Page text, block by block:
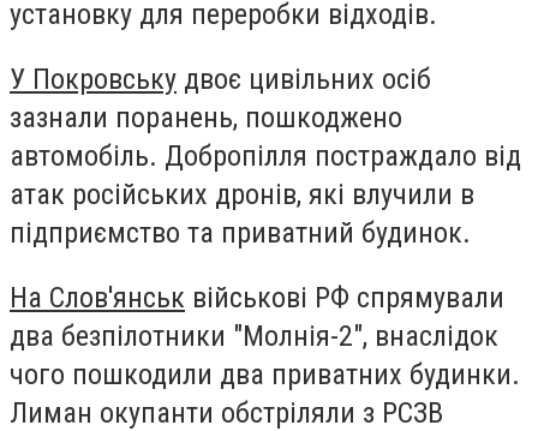
установку для переробки відходів.
У Покровську двоє цивільних осіб
зазнали поранень, пошкоджено
автомобіль. Добропілля постраждало від
атак російських дронів, які влучили в
підприємство та приватний будинок.
На Слов'янськ військові РФ спрямували
два безпілотники "Молнія-2", внаслідок
чого пошкодили два приватних будинки.
Лиман окупанти обстріляли з РСЗВ